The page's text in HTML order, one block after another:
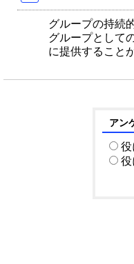
グループの持続
グループとして
に提供すること
アン
役
役